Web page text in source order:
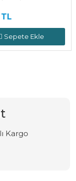
Sepete Ekle
Kargo